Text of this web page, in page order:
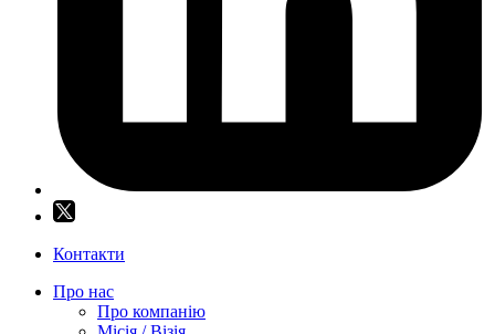
Контакти
Про нас
Про компанію